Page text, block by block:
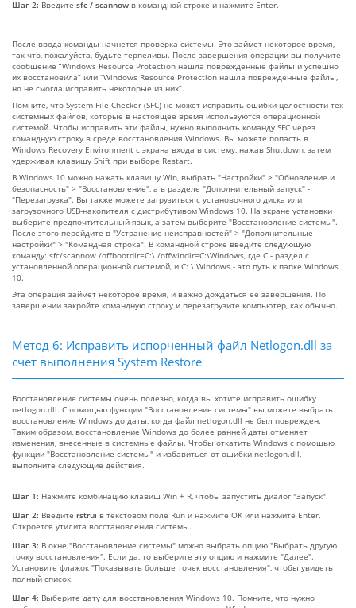
Шаг 2: Введите sfc / scannow в командной строке и нажмите Enter.
После ввода команды начнется проверка системы. Это займет некоторое время,
так что, пожалуйста, будьте терпеливы. После завершения операции вы получите
сообщение “Windows Resource Protection нашла поврежденные файлы и успешно
их восстановила” или “Windows Resource Protection нашла поврежденные файлы,
но не смогла исправить некоторые из них”.
Помните, что System File Checker (SFC) не может исправить ошибки целостности тех
системных файлов, которые в настоящее время используются операционной
системой. Чтобы исправить эти файлы, нужно выполнить команду SFC через
командную строку в среде восстановления Windows. Вы можете попасть в
Windows Recovery Environment с экрана входа в систему, нажав Shutdown, затем
удерживая клавишу Shift при выборе Restart.
В Windows 10 можно нажать клавишу Win, выбрать "Настройки" > "Обновление и
безопасность" > "Восстановление", а в разделе "Дополнительный запуск" -
"Перезагрузка". Вы также можете загрузиться с установочного диска или
загрузочного USB-накопителя с дистрибутивом Windows 10. На экране установки
выберите предпочтительный язык, а затем выберите "Восстановление системы".
После этого перейдите в "Устранение неисправностей" > "Дополнительные
настройки" > "Командная строка". В командной строке введите следующую
команду: sfc/scannow /offbootdir=C:\ /offwindir=C:\Windows, где C - раздел с
установленной операционной системой, и C: \ Windows - это путь к папке Windows
10.
Эта операция займет некоторое время, и важно дождаться ее завершения. По
завершении закройте командную строку и перезагрузите компьютер, как обычно.
Метод 6: Исправить испорченный файл Netlogon.dll за
счет выполнения System Restore
Восстановление системы очень полезно, когда вы хотите исправить ошибку
netlogon.dll. С помощью функции "Восстановление системы" вы можете выбрать
восстановление Windows до даты, когда файл netlogon.dll не был поврежден.
Таким образом, восстановление Windows до более ранней даты отменяет
изменения, внесенные в системные файлы. Чтобы откатить Windows с помощью
функции "Восстановление системы" и избавиться от ошибки netlogon.dll,
выполните следующие действия.
Шаг 1: Нажмите комбинацию клавиш Win + R, чтобы запустить диалог "Запуск".
Шаг 2: Введите rstrui в текстовом поле Run и нажмите OK или нажмите Enter.
Откроется утилита восстановления системы.
Шаг 3: В окне "Восстановление системы" можно выбрать опцию "Выбрать другую
точку восстановления". Если да, то выберите эту опцию и нажмите "Далее".
Установите флажок "Показывать больше точек восстановления", чтобы увидеть
полный список.
Шаг 4: Выберите дату для восстановления Windows 10. Помните, что нужно